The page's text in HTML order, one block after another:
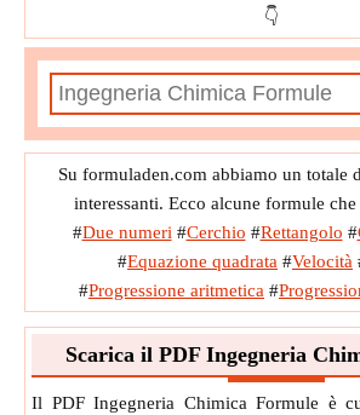
👇
Su formuladen.com abbiamo un totale
interessanti. Ecco alcune formule
#Due numeri #Cerchio #Rettangolo #
#Equazione quadrata #Velocità
#Progressione aritmetica #
Scarica il PDF Ingegneria
Il PDF Ingegneria Chimica Formule è